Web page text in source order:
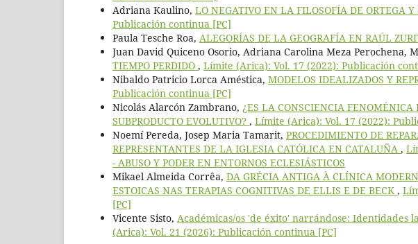
Adriana Kaulino, LO NEGATIVO EN LA FILOSOFÍA DE ORTEGA Y
Publicación continua [PC]
Paula Tesche Roa, ALEGORÍAS DE LA GEOGRAFÍA EN RAÚL
Juan David Quiceno Osorio, Adriana Carolina Meza Perochena,
TIEMPO PERDIDO , Límite (Arica): Vol. 17 (2022): Publicación
Nibaldo Patricio Lorca Améstica, MODELOS IDEALIZADOS Y
Publicación continua [PC]
Nicolás Alarcón Zambrano, ¿ES LA CONSCIENCIA
SUBPRODUCTO EVOLUTIVO? , Límite (Arica): Vol. 17 (2022):
Noemí Pereda, Josep Maria Tamarit, PROCEDIMIENTO DE
REPRESENTANTES DE LA IGLESIA CATÓLICA EN CATALUÑA ,
- ABUSO Y PODER EN ENTORNOS ECLESIÁSTICOS
Mikael Almeida Corrêa, DA GRÉCIA ANTIGA À CLÍNICA
ESTOICAS NAS TERAPIAS COGNITIVAS DE ELLIS E DE BECK ,
[PC]
Vicente Sisto, Académicas/os 'de éxito' narrándose: Identidades
(Arica): Vol. 21 (2026): Publicación continua [PC]